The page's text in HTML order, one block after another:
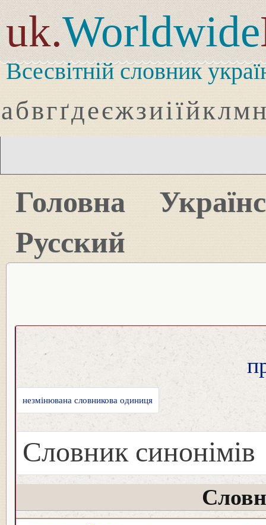
uk.Worldwide
Всесвітній словник
абвгґдеєжзиіїйклмн
Головна
Русский
незмінювана словникова одиниця
Словник синонімів